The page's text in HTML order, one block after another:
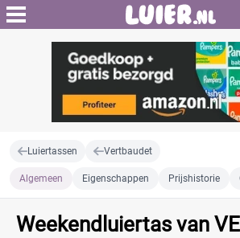
Luiertassen Vertbaudet
Algemeen Eigenschappen Prijshistorie
Weekendluiertas van